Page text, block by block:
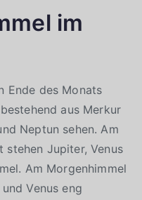
im
Ende des Monats
aus Merkur
Neptun sehen. Am
stehen Jupiter, Venus
Am Morgenhimmel
Venus eng